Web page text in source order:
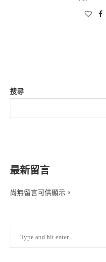
搜尋
最新留言
尚無留言可供顯示。